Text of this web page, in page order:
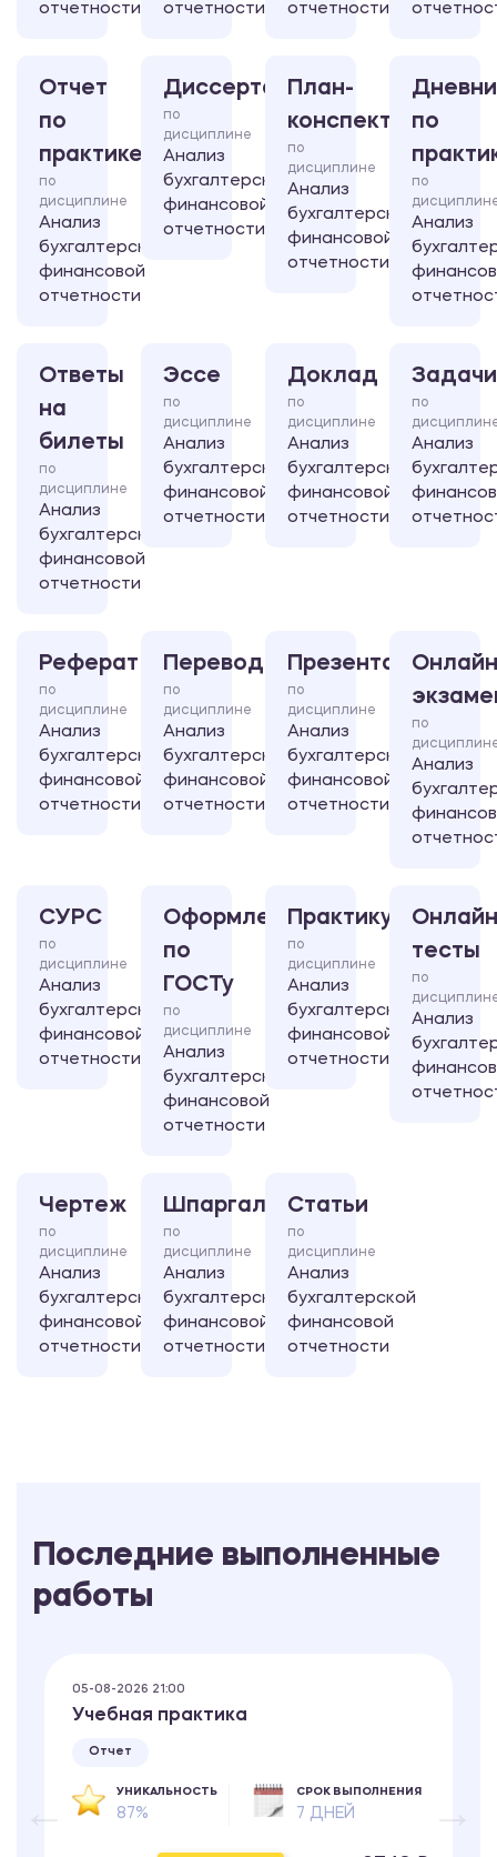
отчетности
отчетности
отчетности
Отчет
по
практике
по
дисциплине
Анализ
бухгалтерской
финансовой
отчетности
Диссертация
по
дисциплине
Анализ
бухгалтерской
финансовой
отчетности
План-
конспект
по
дисциплине
Анализ
бухгалтерской
финансовой
отчетности
по
по
Анализ
Ответы
на
билеты
по
дисциплине
Анализ
бухгалтерской
финансовой
отчетности
Эссе
по
дисциплине
Анализ
бухгалтерской
финансовой
отчетности
Доклад
по
дисциплине
Анализ
бухгалтерской
финансовой
отчетности
Задачи
по
Анализ
Реферат
по
дисциплине
Анализ
бухгалтерской
финансовой
отчетности
Перевод
по
дисциплине
Анализ
бухгалтерской
финансовой
отчетности
Презентация
по
дисциплине
Анализ
бухгалтерской
финансовой
отчетности
по
Анализ
СУРС
по
дисциплине
Анализ
бухгалтерской
финансовой
отчетности
Оформление
по
ГОСТу
по
дисциплине
Анализ
бухгалтерской
финансовой
отчетности
Практикум
по
дисциплине
Анализ
бухгалтерской
финансовой
отчетности
тесты
по
Анализ
Чертеж
по
дисциплине
Анализ
бухгалтерской
финансовой
отчетности
Шпаргалка
по
дисциплине
Анализ
бухгалтерской
финансовой
отчетности
Статьи
по
дисциплине
Анализ
бухгалтерской
финансовой
отчетности
Последние выполненные
работы
05-08-2026 21:00
Учебная практика
Отчет
УНИКАЛЬНОСТЬ
87%
СРОК ВЫПОЛНЕНИЯ
7 ДНЕЙ